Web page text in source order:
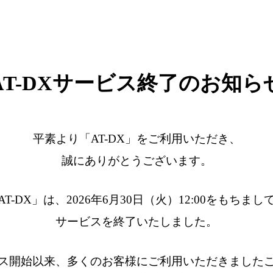
DXサービス終了のお知ら
平素より「AT-DX」をご利用いただき、
誠にありがとうございます。
AT-DX」は、2026年6月30日（火）12:00をもちまして
サービスを終了いたしました。
開始以来、多くのお客様にご利用いただきましたこ